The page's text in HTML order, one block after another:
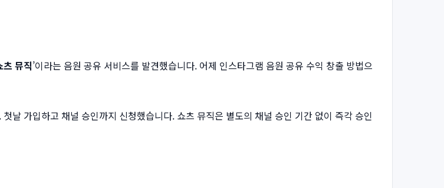
츠 뮤직’이라는 음원 공유 서비스를 발견했습니다. 어제 인스타그램 음원 공유 수익 창출 방법으
날 가입하고 채널 승인까지 신청했습니다. 쇼츠 뮤직은 별도의 채널 승인 기간 없이 즉각 승인